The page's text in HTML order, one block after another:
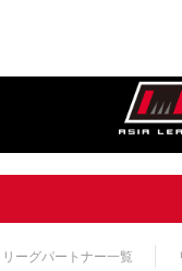
リーグパートナー一覧